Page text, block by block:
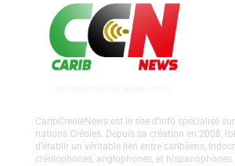
CaribCreoleNews est le site d’info spécialisé
nations Créoles. Depuis sa création en 2008,
d’établir un véritable lien entre caribéens,
créolophones, anglophones, et